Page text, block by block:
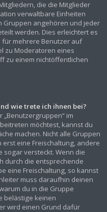
die die Mitglieder
verwaltbare Einheiten
Gruppen angehören und jeder
werden. Dies erleichtert es
mehrere Benutzer auf
zu Moderatoren eines
zu einem nichtöffentlichen
wie trete ich ihnen bei?
im
möchtest, kannst du
machen. Nicht alle Gruppen
eine Freischaltung, andere
sogar versteckt. Wenn die
durch die entsprechende
eine Freischaltung, so kannst
muss daraufhin deinen
du in die Gruppe
belästige keinen
wird einen Grund dafür